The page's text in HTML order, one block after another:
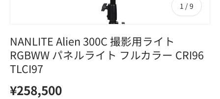
1 / の
9
NANLITE Alien 300C 撮影用ライト
RGBWW パネルライト フルカラー CRI96
TLCI97
¥258,500